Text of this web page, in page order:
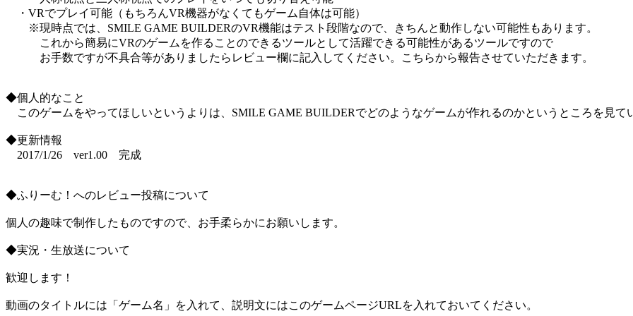
・VRでプレイ可能（もちろんVR機器がなくてもゲーム自体は可能）
※現時点では、SMILE GAME BUILDERのVR機能はテスト段階なので、きちんと動作しない可能性もあります。
これから簡易にVRのゲームを作ることのできるツールとして活躍できる可能性があるツールですので
お手数ですが不具合等がありましたらレビュー欄に記入してください。こちらから報告させていただきます。
◆個人的なこと
このゲームをやってほしいというよりは、SMILE GAME BUILDERでどのようなゲームが作れるのかというところを見て
◆更新情報
2017/1/26 ver1.00 完成
◆ふりーむ！へのレビュー投稿について
個人の趣味で制作したものですので、お手柔らかにお願いします。
◆実況・生放送について
歓迎します！
動画のタイトルには「ゲーム名」を入れて、説明文にはこのゲームページURLを入れておいてください。